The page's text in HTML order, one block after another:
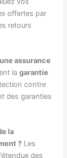
offertes par
retours
assurance
lagarantie
contre
des garanties
la
? Les
des